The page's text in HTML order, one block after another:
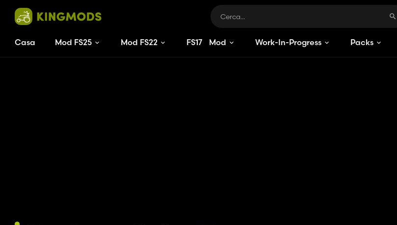
Casa Mod FS25 Mod FS22 FS17 Mod Work-In-Progress Packs